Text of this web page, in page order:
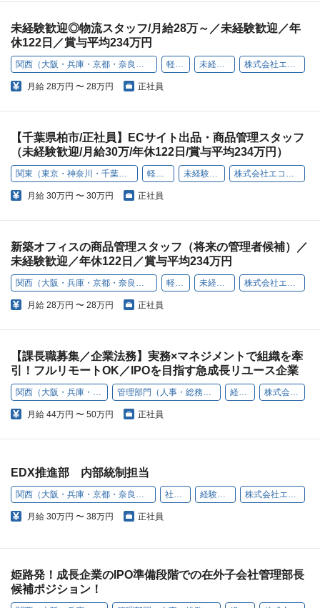
未経験歓迎◎物流スタッフ/月給28万～／未経験歓迎／年
休122日／賞与平均234万円
関西（大阪・兵庫・京都・奈良・和歌山・滋賀） 軽作業 未経験歓迎 株式会社エコリング
月給 28万円 〜 28万円 正社員
【千葉県柏市/正社員】ECサイト出品・商品管理スタッフ
（未経験歓迎/月給30万/年休122日/賞与平均234万円）
関東（東京・神奈川・千葉・埼玉） 軽作業 未経験歓迎 株式会社エコリング
月給 30万円 〜 30万円 正社員
新築オフィスの商品管理スタッフ（将来の管理者候補）／
未経験歓迎／年休122日／賞与平均234万円
関西（大阪・兵庫・京都・奈良・和歌山・滋賀） 軽作業 未経験歓迎 株式会社エコリング
月給 28万円 〜 28万円 正社員
【課長職募集／企業法務】実務×マネジメントで組織を牽
引！フルリモートOK／IPOを目指す急成長リユース企業
関西（大阪・兵庫・京都・奈良・和歌山・滋賀） 管理部門（人事・総務・経理・コンプライアンスなど） 経験者採用 株式会社エコリング
月給 44万円 〜 50万円 正社員
EDX推進部 内部統制担当
関西（大阪・兵庫・京都・奈良・和歌山・滋賀） 社内SE 経験者採用 株式会社エコリング
月給 30万円 〜 38万円 正社員
姫路発！成長企業のIPO準備段階での在外子会社管理部長
候補ポジション！